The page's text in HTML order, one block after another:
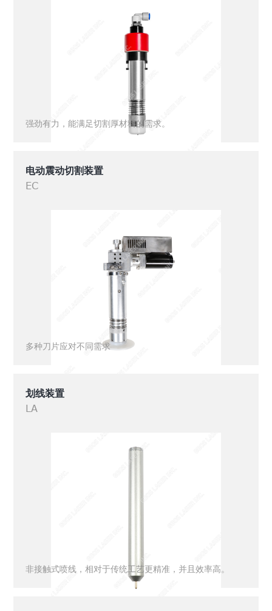
强劲有力，能满足切割厚材料的需求。
电动震动切割装置
EC
多种刀片应对不同需求
划线装置
LA
非接触式喷线，相对于传统工艺更精准，并且效率高。